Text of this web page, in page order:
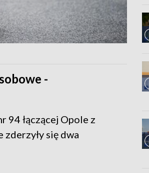
-
94 łączącej Opole z
się dwa